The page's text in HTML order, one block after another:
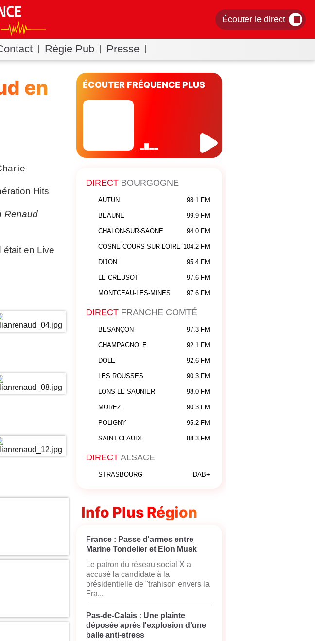
Écouter le direct
Régie Pub Presse
en
Hits
Renaud
était en Live
ÉCOUTER FRÉQUENCE PLUS
DIRECTBOURGOGNE
AUTUN 98.1 FM
BEAUNE 99.9 FM
CHALON-SUR-SAONE 94.0 FM
COSNE-COURS-SUR-LOIRE 104.2 FM
DIJON 95.4 FM
LE CREUSOT 97.6 FM
MONTCEAU-LES-MINES 97.6 FM
DIRECTFRANCHE COMTÉ
BESANÇON 97.3 FM
CHAMPAGNOLE 92.1 FM
DOLE 92.6 FM
LES ROUSSES 90.3 FM
LONS-LE-SAUNIER 98.0 FM
MOREZ 90.3 FM
POLIGNY 95.2 FM
SAINT-CLAUDE 88.3 FM
DIRECTALSACE
STRASBOURG DAB+
Info Plus Région
France : Passe d'armes entre
Marine Tondelier et Elon Musk
Le patron du réseau social X a
accusé la candidate à la
présidentielle de "trahison envers la
Fra...
Pas-de-Calais : Une plainte
déposée après l'explosion d'une
balle anti-stress